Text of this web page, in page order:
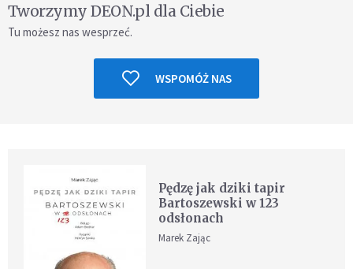
Tworzymy DEON.pl dla Ciebie
Tu możesz nas wesprzeć.
WSPOMÓŻ NAS
Pędzę jak dziki tapir
Bartoszewski w 123
odsłonach
Marek Zając